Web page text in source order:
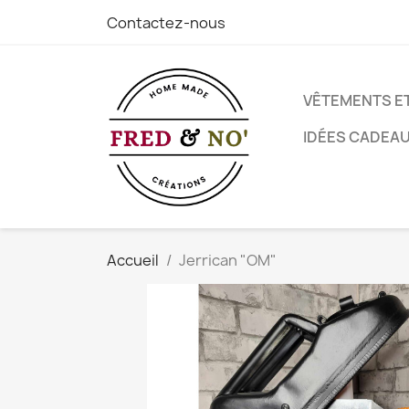
Contactez-nous
VÊTEMENTS
IDÉES
Accueil Jerrican "OM"